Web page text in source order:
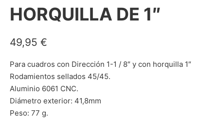
HORQUILLA DE 1″
49,95 €
Para cuadros con Dirección 1-1 / 8″ y con horquilla 1″
Rodamientos sellados 45/45.
Aluminio 6061 CNC.
Diámetro exterior: 41,8mm
Peso: 77 g.